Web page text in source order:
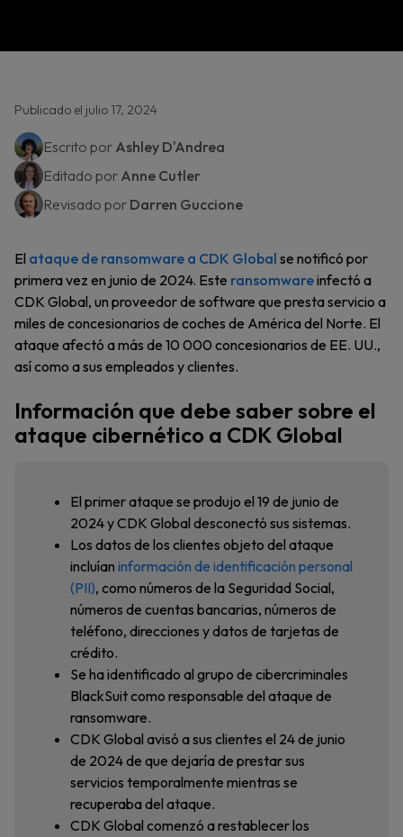
Publicado el julio 17, 2024
Escrito por Ashley D'Andrea
Editado por Anne Cutler
Revisado por Darren Guccione
El ataque de ransomware a CDK Global se notificó por
primera vez en junio de 2024. Este ransomwareinfectó a
CDK Global, un proveedor de software que presta servicio a
miles de concesionarios de coches de América del Norte. El
ataque afectó a más de 10 000 concesionarios de EE. UU.,
así como a sus empleados y clientes.
Información que debe saber sobre el
ataque cibernético a CDK Global
El primer ataque se produjo el 19 de junio de
2024 y CDK Global desconectó sus sistemas.
Los datos de los clientes objeto del ataque
incluían información de identificación personal
(PII), como números de la Seguridad Social,
números de cuentas bancarias, números de
teléfono, direcciones y datos de tarjetas de
crédito.
Se ha identificado al grupo de cibercriminales
BlackSuit como responsable del ataque de
ransomware.
CDK Global avisó a sus clientes el 24 de junio
de 2024 de que dejaría de prestar sus
servicios temporalmente mientras se
recuperaba del ataque.
CDK Global comenzó a restablecer los